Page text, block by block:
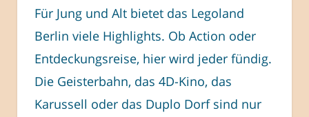
Für Jung und Alt bietet das Legoland
Berlin viele Highlights. Ob Action oder
Entdeckungsreise, hier wird jeder fündig.
Die Geisterbahn, das 4D-Kino, das
Karussell oder das Duplo Dorf sind nur